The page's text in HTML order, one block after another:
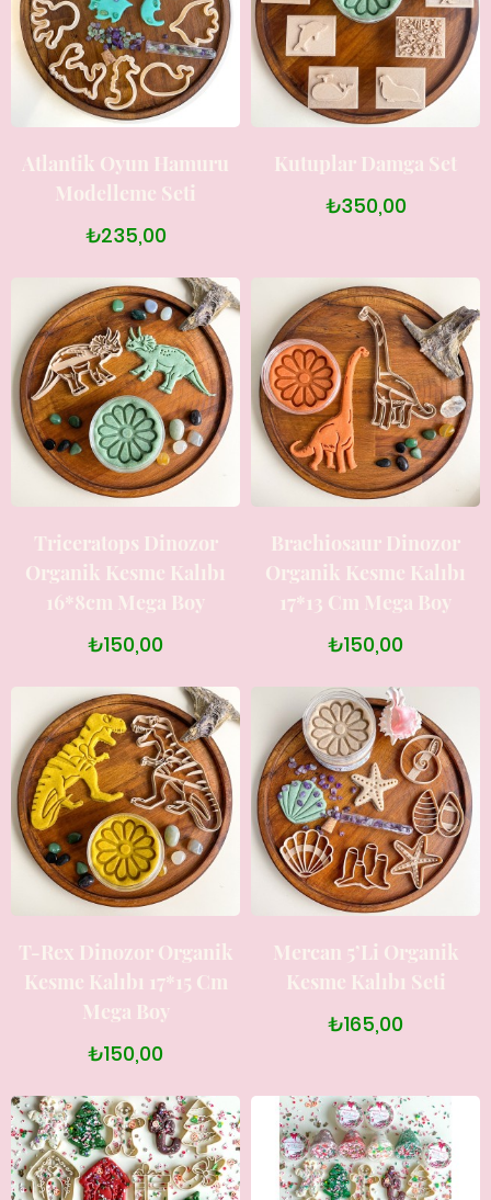
Atlantik Oyun Hamuru
Modelleme Seti
₺235,00
Kutuplar Damga Set
₺350,00
Triceratops Dinozor
Organik Kesme Kalıbı
16*8cm Mega Boy
₺150,00
Brachiosaur Dinozor
Organik Kesme Kalıbı
17*13 Cm Mega Boy
₺150,00
T-Rex Dinozor Organik
Kesme Kalıbı 17*15 Cm
Mega Boy
₺150,00
Mercan 5’li Organik
Kesme Kalıbı Seti
₺165,00